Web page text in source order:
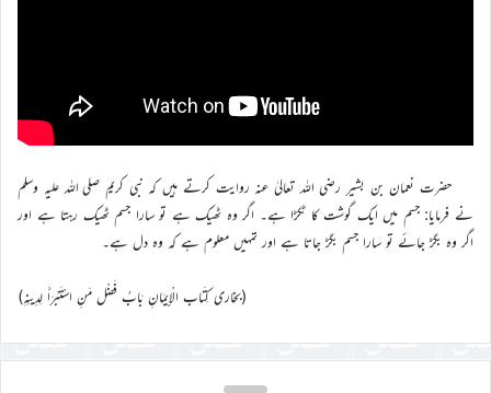
حضرت نعمان بن بشیر رضی اللہ تعالیٰ عنہ روایت کرتے ہیں کہ نبی کریم صلی اللہ علیہ وسلم
نے فرمایا: جسم میں ایک گوشت کا ٹکڑا ہے۔ اگر وہ ٹھیک ہے تو سارا جسم ٹھیک رہتا ہے اور
اگر وہ بگڑ جائے تو سارا جسم بگڑ جاتا ہے اور تمہیں معلوم ہے کہ وہ دل ہے۔
(بخاری كِتَاب الْإِيمَانِ بَابُ فَضْل مَنِ اسْتَبْرَأَ لِدِينِهِ)